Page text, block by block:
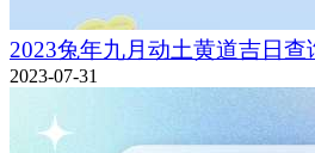
2023兔年九月动土黄道吉日查
2023-07-31